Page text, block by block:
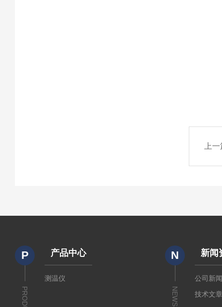
上
P 产品中心
测温仪
N
NEWS
新闻
公司新
技术文